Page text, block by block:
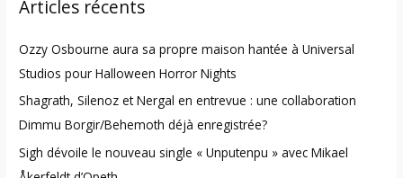
c
f
o
r
:
Articles récents
Ozzy Osbourne aura sa propre maison hantée à Universal
Studios pour Halloween Horror Nights
Shagrath, Silenoz et Nergal en entrevue : une collaboration
Dimmu Borgir/Behemoth déjà enregistrée?
Sigh dévoile le nouveau single « Unputenpu » avec Mikael